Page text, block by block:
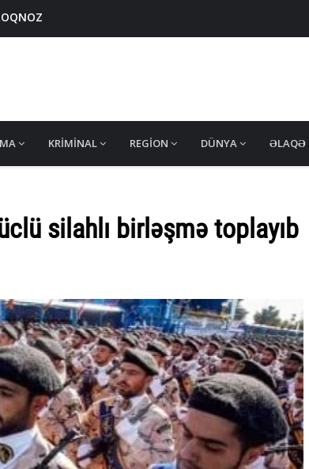
edib
yaranmış münaqişə ARAŞDIRILIR
azərbaycanlı TIR sürücülərinin bəzisi buraxılıb
KRIMINAL REGION DÜNYA ƏLAQƏ
silahlı birləşmə toplayıb